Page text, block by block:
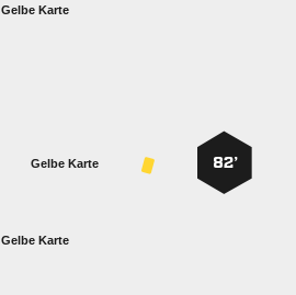
Gelbe Karte
82’
Gelbe Karte
Gelbe Karte